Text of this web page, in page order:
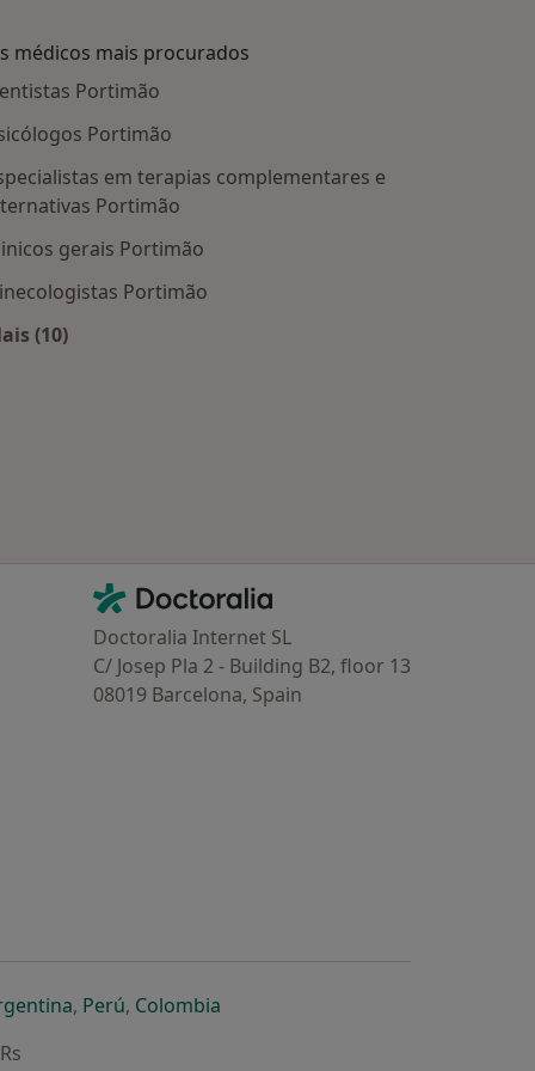
médicos mais procurados
Portimão
Portimão
em terapias complementares e
Portimão
gerais Portimão
Portimão
(10)
Contacto
Doctoralia - Homepage
Doctoralia Internet SL
C/ Josep Pla 2 - Building B2, floor 13
08019 Barcelona, Spain
separador
num novo separador
abre num novo separador
, Perúabre num novo separador
, Colombiaabre num novo separador